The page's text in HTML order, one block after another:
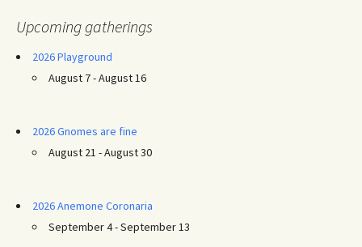
Upcoming gatherings
2026 Playground
August 7 - August 16
2026 Gnomes are fine
August 21 - August 30
2026 Anemone Coronaria
September 4 - September 13